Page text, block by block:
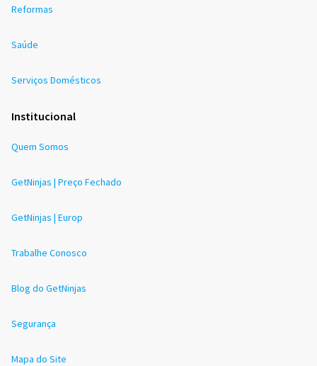
Reformas
Saúde
Serviços Domésticos
Institucional
Quem Somos
GetNinjas | Preço Fechado
GetNinjas | Europ
Trabalhe Conosco
Blog do GetNinjas
Segurança
Mapa do Site